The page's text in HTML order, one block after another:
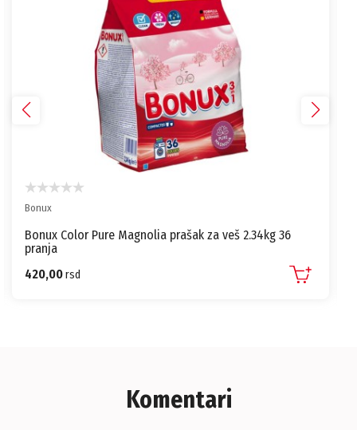
Bonux
Bonux Color Pure Magnolia prašak za veš 2.34kg 36
pranja
420,00rsd
Komentari